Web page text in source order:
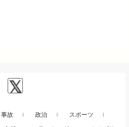
故 政治
スポーツ